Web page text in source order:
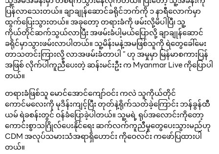
ပြန်လာသေးတယ်။ ချာချုန်ဆောင်ခရိုင်ဘက်ကို ၁ နာရီလောက်မှာ
ထွက်ပြေးသွားတယ်။ အခုတော့ တရားခံကို ဖမ်းလို့မိပါပြီ၊ သူ့
ကိုယ်တိုင်ဆက်သွယ်လာပြီး အဖမ်းခံပါ့မယ်ပြောလို့ ချာချုန်ဆောင်
ခရိုင်မှာသွားဖမ်းလာပါတယ်။ သူ့မိန်းမနဲ့အမဖြစ်သူကို ရဲတွေခေါ်မေး
တာသတင်းကြားလို့ လာအဖမ်းခံတာပါ ” ဟု အမှုမှာ မြန်မာစကားပြန်
အဖြစ် လိုက်ပါကူညီပေးတဲ့ ဆန်းမင်းဦး က Myanmar Live ကိုပြောပါ
တယ်။
တရားခံဖြစ်သူ မောင်အောင်ကျော်ဝင်း ကလဲ သူကိုယ်တိုင်
ကောင်မလေးကို မုဒိန်းကျင့်ပြီး တုတ်နဲ့ရိုက်သတ်ခဲ့ကြောင်း ဘန်ခွန်ထီ
ယမ် ရဲခစန်းတွင် ဝန်ခံပြောခဲ့ပါတယ်။ သူ့မရဲ့ ရုပ်အလောင်းကိုတော့
ကောင်းစွာသဂြိုလ်ပေးနိုင်ရေး ဆက်လက်ကူညီမှုတွေပေးသွားမည်ဟု
CDM အလုပ်သမားသံအရာရှိဟောင်း ကိုဝေလင်း ကဖော်ပြထားပါ
တယ်။